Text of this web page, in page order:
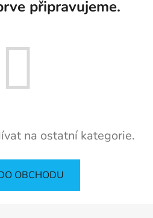
připravujeme.
na ostatní kategorie.
OBCHODU